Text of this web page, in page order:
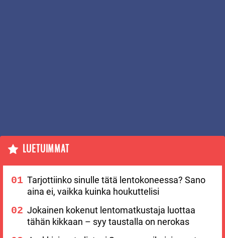
LUETUIMMAT
Tarjottiinko sinulle tätä lentokoneessa? Sano
aina ei, vaikka kuinka houkuttelisi
Jokainen kokenut lentomatkustaja luottaa
tähän kikkaan – syy taustalla on nerokas